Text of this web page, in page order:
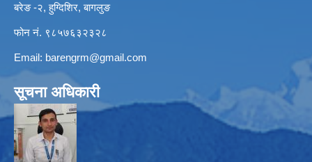
बरेङ -२, हुग्दिशिर, बागलुङ
फोन नं. ९८५७६३२३२८
Email: barengrm@gmail.com
सूचना अधिकारी